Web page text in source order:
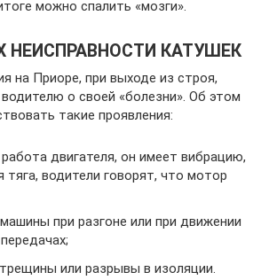
можно спалить «мозги».
НЕИСПРАВНОСТИ КАТУШЕК
на Приоре, при выходе из строя,
о своей «болезни». Об этом
такие проявления:
двигателя, он имеет вибрацию,
тяга, водители говорят, что мотор
при разгоне или при движении
или разрывы в изоляции.